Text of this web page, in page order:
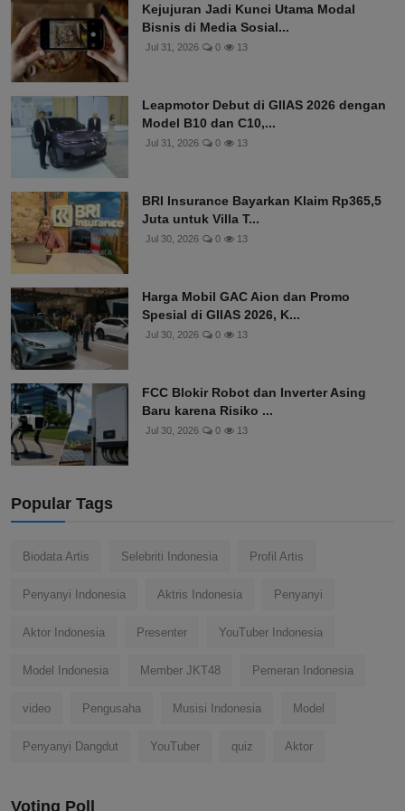
Kejujuran Jadi Kunci Utama Modal
Bisnis di Media Sosial...
Jul 31, 2026 0 13
Leapmotor Debut di GIIAS 2026 dengan
Model B10 dan C10,...
Jul 31, 2026 0 13
BRI Insurance Bayarkan Klaim Rp365,5
Juta untuk Villa T...
Jul 30, 2026 0 13
Harga Mobil GAC Aion dan Promo
Spesial di GIIAS 2026, K...
Jul 30, 2026 0 13
FCC Blokir Robot dan Inverter Asing
Baru karena Risiko ...
Jul 30, 2026 0 13
Popular Tags
Biodata Artis Selebriti Indonesia Profil Artis
Penyanyi Indonesia Aktris Indonesia Penyanyi
Aktor Indonesia Presenter YouTuber Indonesia
Model Indonesia Member JKT48 Pemeran Indonesia
video Pengusaha Musisi Indonesia Model
Penyanyi Dangdut YouTuber quiz Aktor
Voting Poll